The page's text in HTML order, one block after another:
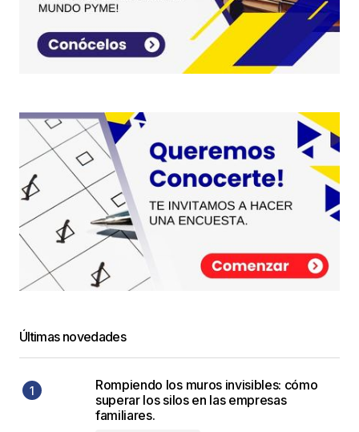
Últimas novedades
Rompiendo los muros invisibles: cómo
superar los silos en las empresas
familiares.